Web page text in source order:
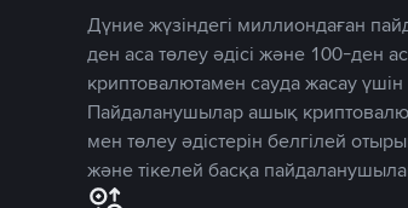
Дүние жүзіндегі миллиондаған
ден аса төлеу әдісі және 100-ден
криптовалютамен сауда жасау
Пайдаланушылар ашық
мен төлеу әдістерін белгілей
және тікелей басқа